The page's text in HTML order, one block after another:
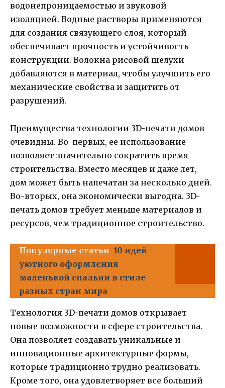
водонепроницаемостью и звуковой
изоляцией. Водные растворы применяются
для создания связующего слоя, который
обеспечивает прочность и устойчивость
конструкции. Волокна рисовой шелухи
добавляются в материал, чтобы улучшить его
механические свойства и защитить от
разрушений.
Преимущества технологии 3D-печати домов
очевидны. Во-первых, ее использование
позволяет значительно сократить время
строительства. Вместо месяцев и даже лет,
дом может быть напечатан за несколько дней.
Во-вторых, она экономически выгодна. 3D-
печать домов требует меньше материалов и
ресурсов, чем традиционное строительство.
Популярные статьи 10 идей
уютного оформления
маленькой спальни в стиле
разных стран мира
Технология 3D-печати домов открывает
новые возможности в сфере строительства.
Она позволяет создавать уникальные и
инновационные архитектурные формы,
которые традиционно трудно реализовать.
Кроме того, она удовлетворяет все больший